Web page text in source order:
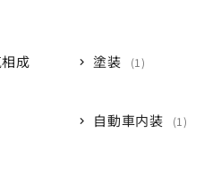
成
塗装 1
自動車内装 1